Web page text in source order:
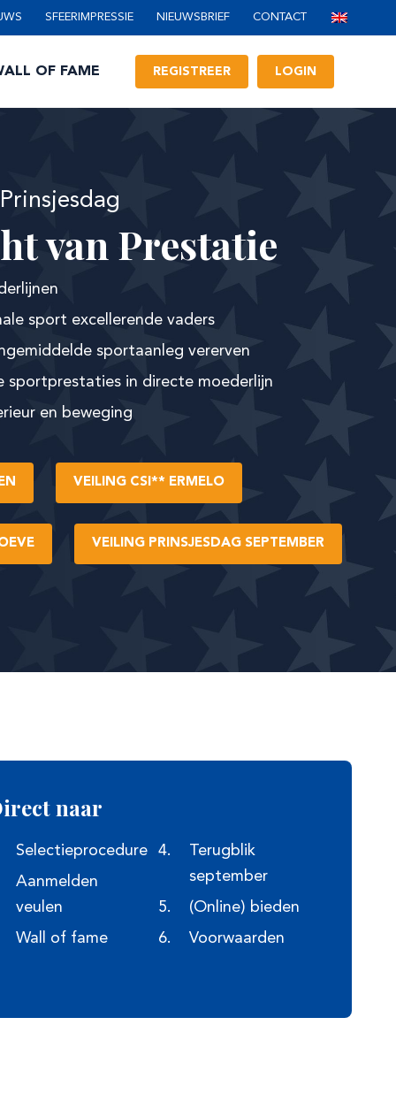
SFEERIMPRESSIE NIEUWSBRIEF CONTACT
OF FAME REGISTREER LOGIN
van Prestatie
sport excellerende vaders
sportaanleg vererven
sportprestaties in directe moederlijn
en beweging
VEILING CSI** ERMELO
VEILING PRINSJESDAG SEPTEMBER
naar
Selectieprocedure
Aanmelden
veulen
Wall of fame
Terugblik
september
(Online) bieden
Voorwaarden